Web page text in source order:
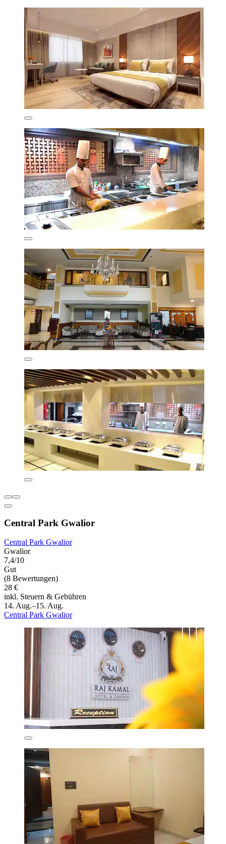
Central Park Gwalior
Central Park Gwalior
Gwalior
7,4/10
Gut
(8 Bewertungen)
28 €
inkl. Steuern & Gebühren
14. Aug.–15. Aug.
Central Park Gwalior